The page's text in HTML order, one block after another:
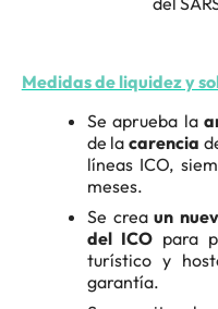
Medidas de liquidez y
Se aprueba la
de lacarencia
líneas ICO,
meses.
Se creaun
del ICO para
turístico y
garantía.